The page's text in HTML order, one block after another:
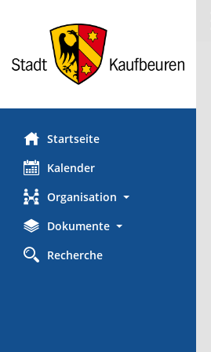
Startseite
Kalender
Organisation
Dokumente
Recherche